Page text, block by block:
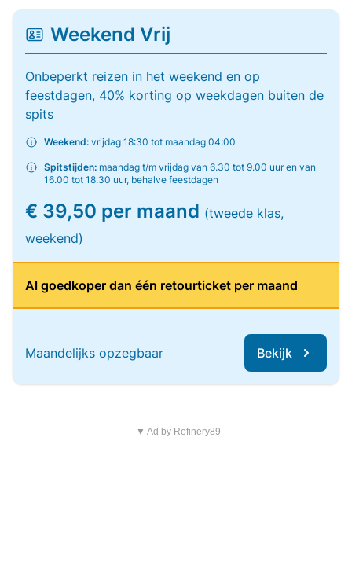
Weekend Vrij
Onbeperkt reizen in het weekend en op
feestdagen, 40% korting op weekdagen buiten de
spits
Weekend: vrijdag 18:30 tot maandag 04:00
Spitstijden: maandag t/m vrijdag van 6.30 tot 9.00 uur en van
16.00 tot 18.30 uur, behalve feestdagen
€ 39,50 per maand (tweede klas,
weekend)
Al goedkoper dan één retourticket per maand
Maandelijks opzegbaar Bekijk
▼ Ad by Refinery89